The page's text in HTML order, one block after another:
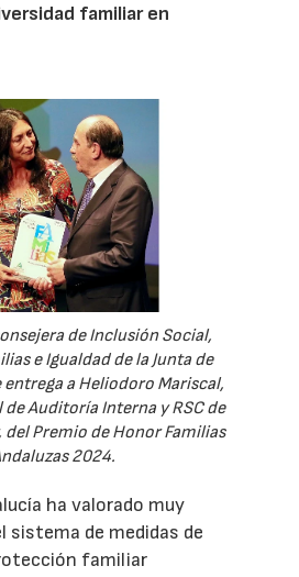
familiar en
de Inclusión Social,
e Igualdad de la Junta de
a Heliodoro Mariscal,
Auditoría Interna y RSC de
Premio de Honor Familias
2024.
ha valorado muy
sistema de medidas de
familiar